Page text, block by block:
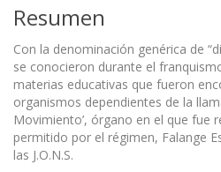
Resumen
Con la denominación genérica de
se conocieron durante el
materias educativas que fueron
organismos dependientes de la
Movimiento’, órgano en el que fue
permitido por el régimen, Falange
las J.O.N.S.